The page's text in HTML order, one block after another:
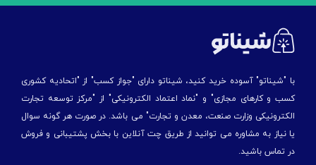
با "شیناتو" آسوده خرید کنید، شیناتو دارای "جواز کسب" از "اتحادیه کشوری
کسب و کارهای مجازی" و "نماد اعتماد الکترونیکی" از "مركز توسعه تجارت
الكترونیكی وزارت صنعت، معدن و تجارت" می باشد. در صورت هر گونه سوال
یا نیاز به مشاوره می توانید از طریق چت آنلاین با بخش پشتیبانی و فروش
در تماس باشید.